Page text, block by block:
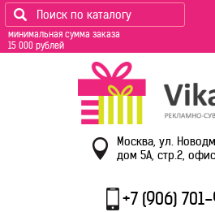
минимальная сумма заказа
15 000 рублей
Москва, ул.
дом 5А, стр.2,
+7 (906)